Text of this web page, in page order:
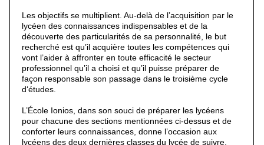
Les objectifs se multiplient. Au-delà de l’acquisition par le
lycéen des connaissances indispensables et de la
découverte des particularités de sa personnalité, le but
recherché est qu’il acquière toutes les compétences qui
vont l’aider à affronter en toute efficacité le secteur
professionnel qu’il a choisi et qu’il puisse préparer de
façon responsable son passage dans le troisième cycle
d‘études.
L’École Ionios, dans son souci de préparer les lycéens
pour chacune des sections mentionnées ci-dessus et de
conforter leurs connaissances, donne l’occasion aux
lycéens des deux dernières classes du lycée de suivre,